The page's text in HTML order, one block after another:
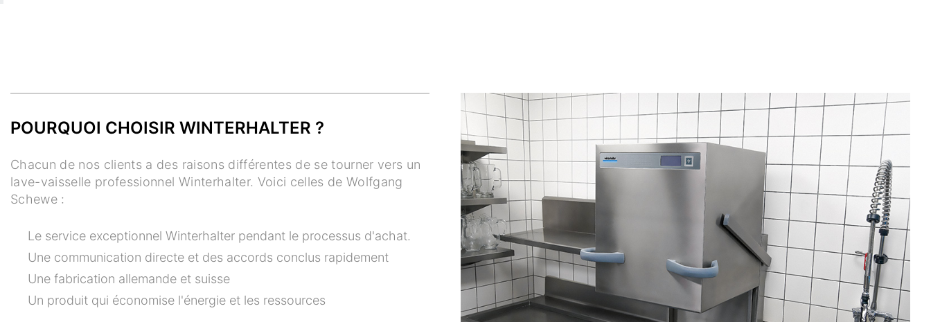
POURQUOI CHOISIR WINTERHALTER ?
Chacun de nos clients a des raisons différentes de se tourner vers un
lave-vaisselle professionnel Winterhalter. Voici celles de Wolfgang
Schewe :
Le service exceptionnel Winterhalter pendant le processus d'achat.
Une communication directe et des accords conclus rapidement
Une fabrication allemande et suisse
Un produit qui économise l'énergie et les ressources